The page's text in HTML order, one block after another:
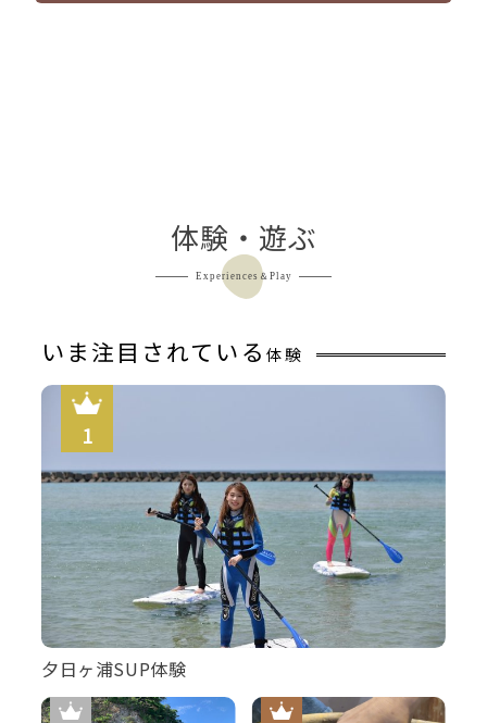
［ファイヤーラウンジ］少し日常から切り離された特別な
体験・遊ぶ
Experiences＆Play
いま注目されている 体験
夕日ヶ浦SUP体験